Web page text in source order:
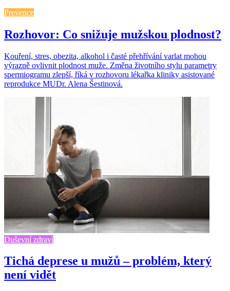
Prevence
Rozhovor: Co snižuje mužskou plodnost?
Kouření, stres, obezita, alkohol i časté přehřívání varlat mohou
výrazně ovlivnit plodnost muže. Změna životního stylu parametry
spermiogramu zlepší, říká v rozhovoru lékařka kliniky asistované
reprodukce MUDr. Alena Šestinová.
Duševní zdraví
Tichá deprese u mužů – problém, který
není vidět